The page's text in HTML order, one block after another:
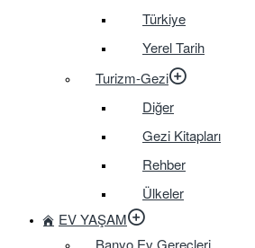
Türkiye
Yerel Tarih
Turizm-Gezi
Diğer
Gezi Kitapları
Rehber
Ülkeler
EV YAŞAM
Banyo Ev Gereçleri